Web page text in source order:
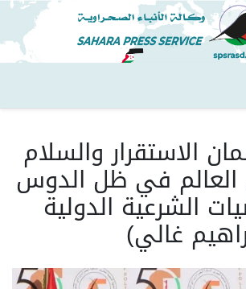
تجاوز
إلى
المحتوى
الرئيسي
الاستقرار والسلام
العالم في ظل الدوس
الشرعية الدولية
غالي)